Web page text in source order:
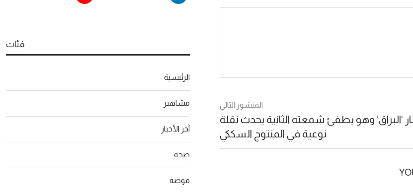
المنشور التالي
‘البراق’ وهو يطفئ شمعته الثانية يحدث نقلة
نوعية في المنتوج السككي
فئات
الرئيسية
مشاهير
آخر الأخبار
صحة
موضة